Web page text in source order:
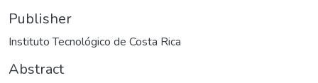
Publisher
Instituto Tecnológico de Costa Rica
Abstract